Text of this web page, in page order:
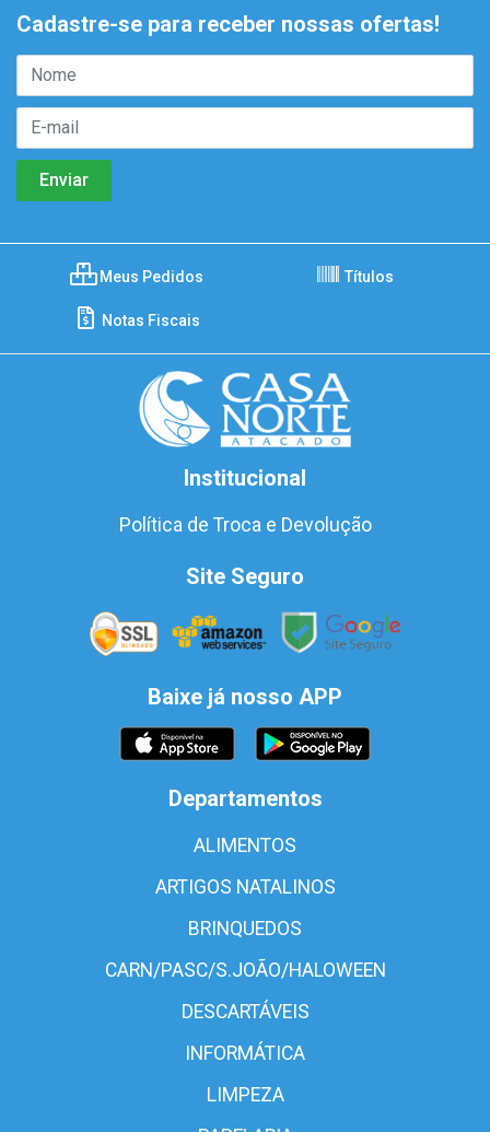
Cadastre-se para receber nossas ofertas!
Meus Pedidos Títulos
Notas Fiscais
Institucional
Política de Troca e Devolução
Site Seguro
Baixe já nosso APP
Departamentos
ALIMENTOS
ARTIGOS NATALINOS
BRINQUEDOS
CARN/PASC/S.JOÃO/HALOWEEN
DESCARTÁVEIS
INFORMÁTICA
LIMPEZA